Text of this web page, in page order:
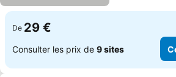
De 29 €
Consulter les prix de 9 sites